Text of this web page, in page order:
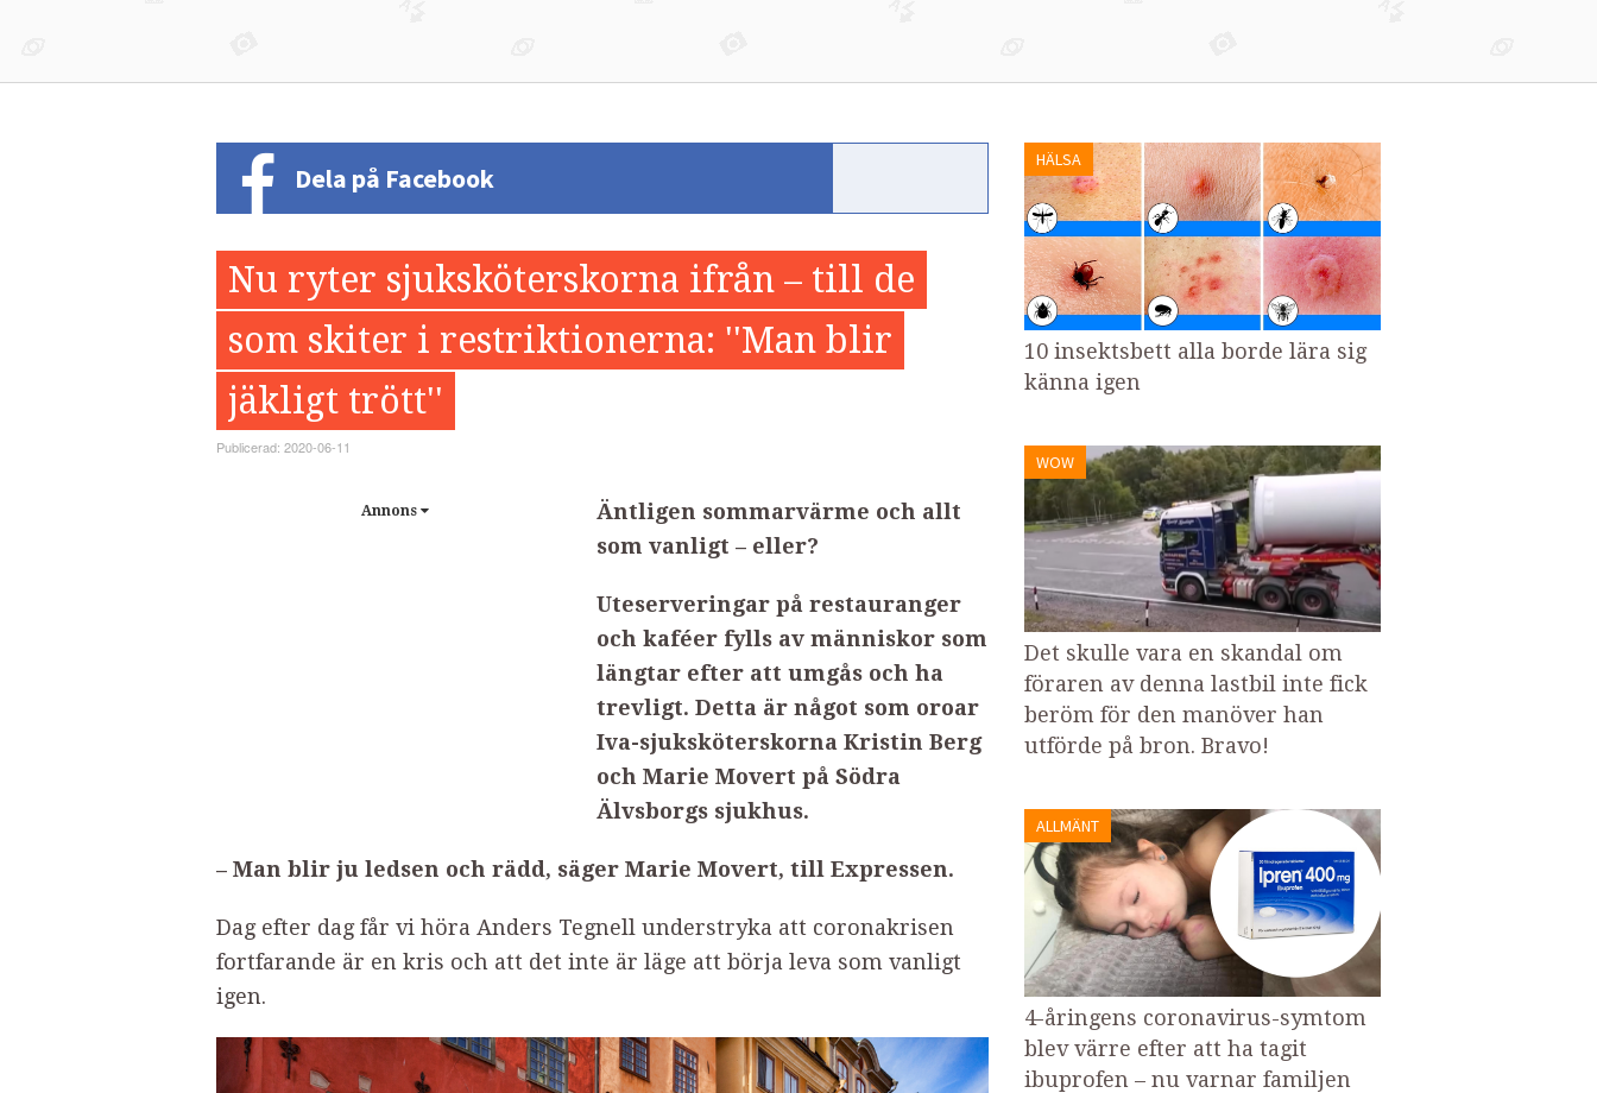
Dela på Facebook
Nu ryter sjuksköterskorna ifrån – till de
som skiter i restriktionerna: ''Man blir
jäkligt trött''
Publicerad: 2020-06-11
Annons
Äntligen sommarvärme och allt
som vanligt – eller?
Uteserveringar på restauranger
och kaféer fylls av människor som
längtar efter att umgås och ha
trevligt. Detta är något som oroar
Iva-sjuksköterskorna Kristin Berg
och Marie Movert på Södra
Älvsborgs sjukhus.
– Man blir ju ledsen och rädd, säger Marie Movert, till Expressen.
Dag efter dag får vi höra Anders Tegnell understryka att coronakrisen
fortfarande är en kris och att det inte är läge att börja leva som vanligt
igen.
HÄLSA
10 insektsbett alla borde lära sig
känna igen
WOW
Det skulle vara en skandal om
föraren av denna lastbil inte fick
beröm för den manöver han
utförde på bron. Bravo!
ALLMÄNT
4-åringens coronavirus-symtom
blev värre efter att ha tagit
ibuprofen – nu varnar familjen